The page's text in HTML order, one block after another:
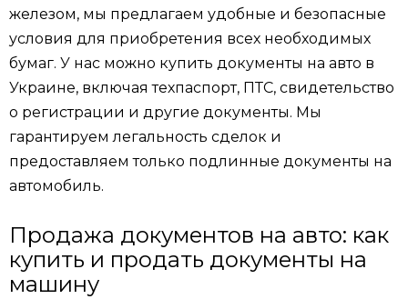
железом, мы предлагаем удобные и безопасные
условия для приобретения всех необходимых
бумаг. У нас можно купить документы на авто в
Украине, включая техпаспорт, ПТС, свидетельство
о регистрации и другие документы. Мы
гарантируем легальность сделок и
предоставляем только подлинные документы на
автомобиль.
Продажа документов на авто: как
купить и продать документы на
машину